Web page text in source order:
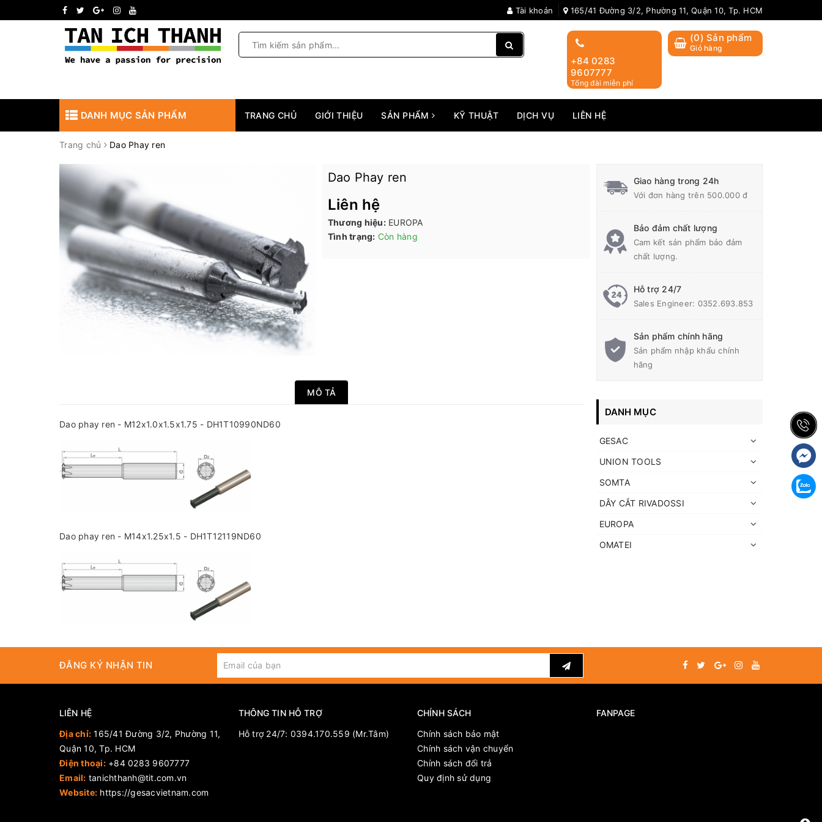
Tài khoản 165/41 Đường 3/2, Phường 11, Quận 10, Tp. HCM
(0) Sản phẩm
Giỏ hàng
+84 0283
9607777
Tổng đài miễn phí
DANH MỤC SẢN PHẨM TRANG CHỦ GIỚI THIỆU SẢN PHẨM KỸ THUẬT DỊCH VỤ LIÊN HỆ
Trang chủ Dao Phay ren
Dao Phay ren
Liên hệ
Thương hiệu: EUROPA
Tình trạng: Còn hàng
MÔ TẢ
Dao phay ren - M12x1.0x1.5x1.75 - DH1T10990ND60
Dao phay ren - M14x1.25x1.5 - DH1T12119ND60
Giao hàng trong 24h
Với đơn hàng trên 500.000 đ
Bảo đảm chất lượng
Cam kết sản phẩm bảo đảm
chất lượng.
Hỗ trợ 24/7
Sales Engineer: 0352.693.853
Sản phẩm chính hãng
Sản phẩm nhập khẩu chính
hãng
DANH MỤC
GESAC
UNION TOOLS
SOMTA
DÂY CẮT RIVADOSSI
EUROPA
OMATEI
ĐĂNG KÝ NHẬN TIN
LIÊN HỆ
Địa chỉ: 165/41 Đường 3/2, Phường 11,
Quận 10, Tp. HCM
Điện thoại: +84 0283 9607777
Email: tanichthanh@tit.com.vn
Website: https://gesacvietnam.com
THÔNG TIN HỖ TRỢ
Hỗ trợ 24/7: 0394.170.559 (Mr.Tâm)
CHÍNH SÁCH
Chính sách bảo mật
Chính sách vận chuyển
Chính sách đổi trả
Quy định sử dụng
FANPAGE